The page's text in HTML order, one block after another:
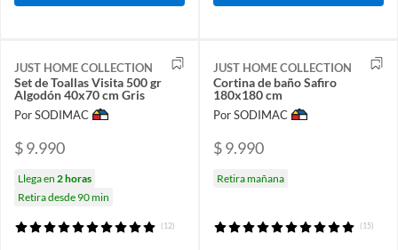
JUST HOME COLLECTION
Set de Toallas Visita 500 gr
Algodón 40x70 cm Gris
Por SODIMAC
$ 9.990
Llega en 2 horas
Retira desde 90 min
(12)
JUST HOME COLLECTION
Cortina de baño Safiro
180x180 cm
Por SODIMAC
$ 9.990
Retira mañana
(15)